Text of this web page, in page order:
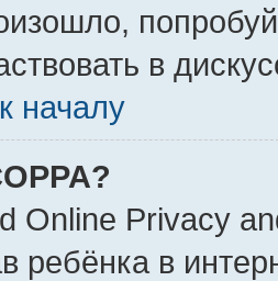
в
началу
Online Privacy
ребёнка в